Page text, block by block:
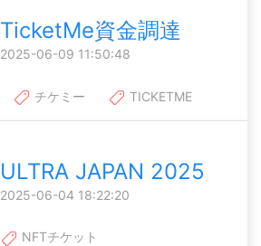
TicketMe資金調達
2025-06-09 11:50:48
チケミー TICKETME
ULTRA JAPAN 2025
2025-06-04 18:22:20
NFTチケット